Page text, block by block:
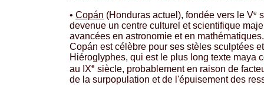
• Copán (Honduras actuel), fondée vers le Ve
devenue un centre culturel et scientifique
avancées en astronomie et en
Copán est célèbre pour ses stèles sculptées
Hiéroglyphes, qui est le plus long texte maya
au IXe siècle, probablement en raison de
de la surpopulation et de l'épuisement des